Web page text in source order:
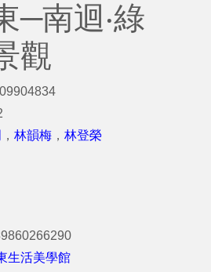
─南迴‧綠
觀
， 林韻梅 ， 林登榮
生活美學館